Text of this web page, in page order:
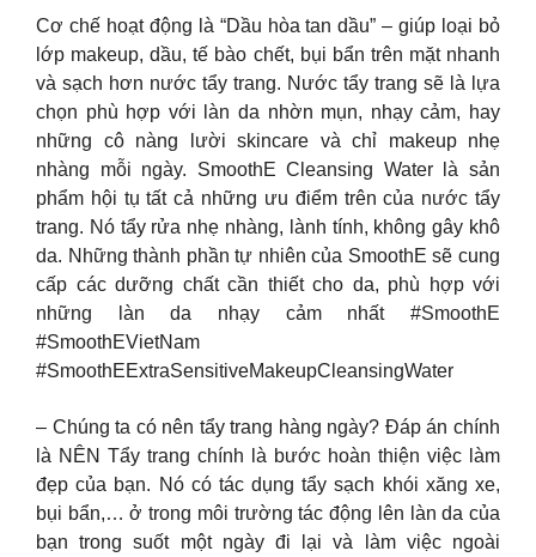
Cơ chế hoạt động là “Dầu hòa tan dầu” – giúp loại bỏ
lớp makeup, dầu, tế bào chết, bụi bẩn trên mặt nhanh
và sạch hơn nước tẩy trang. Nước tẩy trang sẽ là lựa
chọn phù hợp với làn da nhờn mụn, nhạy cảm, hay
những cô nàng lười skincare và chỉ makeup nhẹ
nhàng mỗi ngày. SmoothE Cleansing Water là sản
phẩm hội tụ tất cả những ưu điểm trên của nước tẩy
trang. Nó tẩy rửa nhẹ nhàng, lành tính, không gây khô
da. Những thành phần tự nhiên của SmoothE sẽ cung
cấp các dưỡng chất cần thiết cho da, phù hợp với
những làn da nhạy cảm nhất #SmoothE
#SmoothEVietNam
#SmoothEExtraSensitiveMakeupCleansingWater
– Chúng ta có nên tẩy trang hàng ngày? Đáp án chính
là NÊN Tẩy trang chính là bước hoàn thiện việc làm
đẹp của bạn. Nó có tác dụng tẩy sạch khói xăng xe,
bụi bẩn,… ở trong môi trường tác động lên làn da của
bạn trong suốt một ngày đi lại và làm việc ngoài